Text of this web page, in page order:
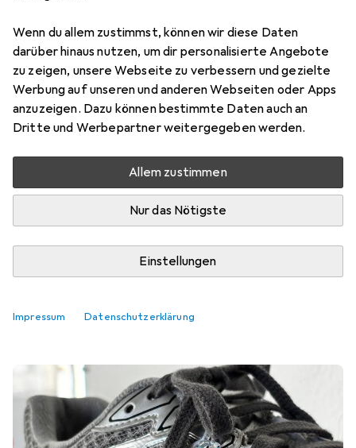
Wenn du allem zustimmst, können wir diese Daten
darüber hinaus nutzen, um dir personalisierte Angebote
zu zeigen, unsere Webseite zu verbessern und gezielte
Werbung auf unseren und anderen Webseiten oder Apps
anzuzeigen. Dazu können bestimmte Daten auch an
Dritte und Werbepartner weitergegeben werden.
Allem zustimmen
Nur das Nötigste
Einstellungen
Impressum Datenschutzerklärung
Bestseller Stanzwerkzeuge